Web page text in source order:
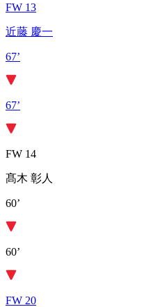
FW 13
近藤 慶一
67’
67’
FW 14
髙木 彰人
60’
60’
FW 20